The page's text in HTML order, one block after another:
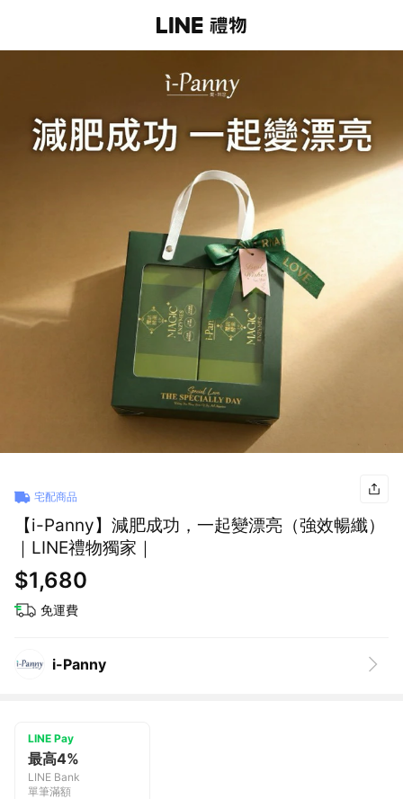
宅配商品
【i-Panny】減肥成功，一起變漂亮（強效暢纖）
｜LINE禮物獨家｜
$1,680
免運費
i-Panny
LINE Pay
最高4%
LINE Bank
單筆滿額